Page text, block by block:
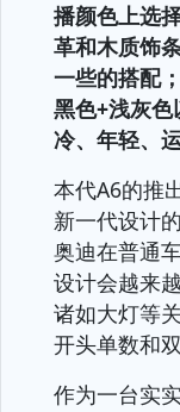
播颜色上选
革和木质饰
一些的搭配
黑色+浅灰
冷、年轻、
本代A6的推
新一代设计
奥迪在普通
设计会越来
诸如大灯等
开头单数和
作为一台实